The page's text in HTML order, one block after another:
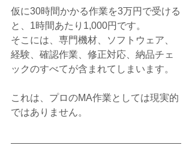
仮に30時間かかる作業を3万円で受ける
と、1時間あたり1,000円です。
そこには、専門機材、ソフトウェア、
経験、確認作業、修正対応、納品チェ
ックのすべてが含まれてしまいます。
これは、プロのMA作業としては現実的
ではありません。